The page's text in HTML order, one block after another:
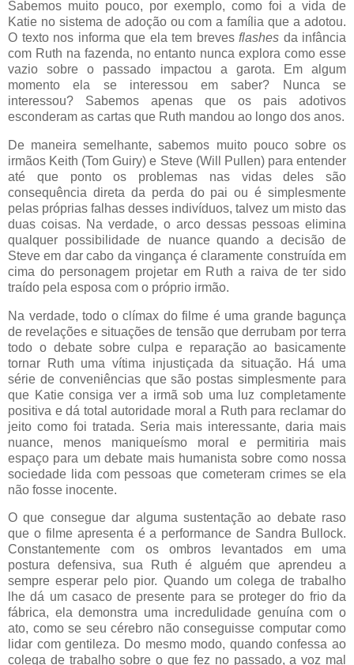
Sabemos muito pouco, por exemplo, como foi a vida de
Katie no sistema de adoção ou com a família que a adotou.
O texto nos informa que ela tem breves flashes da infância
com Ruth na fazenda, no entanto nunca explora como esse
vazio sobre o passado impactou a garota. Em algum
momento ela se interessou em saber? Nunca se
interessou? Sabemos apenas que os pais adotivos
esconderam as cartas que Ruth mandou ao longo dos anos.
De maneira semelhante, sabemos muito pouco sobre os
irmãos Keith (Tom Guiry) e Steve (Will Pullen) para entender
até que ponto os problemas nas vidas deles são
consequência direta da perda do pai ou é simplesmente
pelas próprias falhas desses indivíduos, talvez um misto das
duas coisas. Na verdade, o arco dessas pessoas elimina
qualquer possibilidade de nuance quando a decisão de
Steve em dar cabo da vingança é claramente construída em
cima do personagem projetar em Ruth a raiva de ter sido
traído pela esposa com o próprio irmão.
Na verdade, todo o clímax do filme é uma grande bagunça
de revelações e situações de tensão que derrubam por terra
todo o debate sobre culpa e reparação ao basicamente
tornar Ruth uma vítima injustiçada da situação. Há uma
série de conveniências que são postas simplesmente para
que Katie consiga ver a irmã sob uma luz completamente
positiva e dá total autoridade moral a Ruth para reclamar do
jeito como foi tratada. Seria mais interessante, daria mais
nuance, menos maniqueísmo moral e permitiria mais
espaço para um debate mais humanista sobre como nossa
sociedade lida com pessoas que cometeram crimes se ela
não fosse inocente.
O que consegue dar alguma sustentação ao debate raso
que o filme apresenta é a performance de Sandra Bullock.
Constantemente com os ombros levantados em uma
postura defensiva, sua Ruth é alguém que aprendeu a
sempre esperar pelo pior. Quando um colega de trabalho
lhe dá um casaco de presente para se proteger do frio da
fábrica, ela demonstra uma incredulidade genuína com o
ato, como se seu cérebro não conseguisse computar como
lidar com gentileza. Do mesmo modo, quando confessa ao
colega de trabalho sobre o que fez no passado, a voz mal